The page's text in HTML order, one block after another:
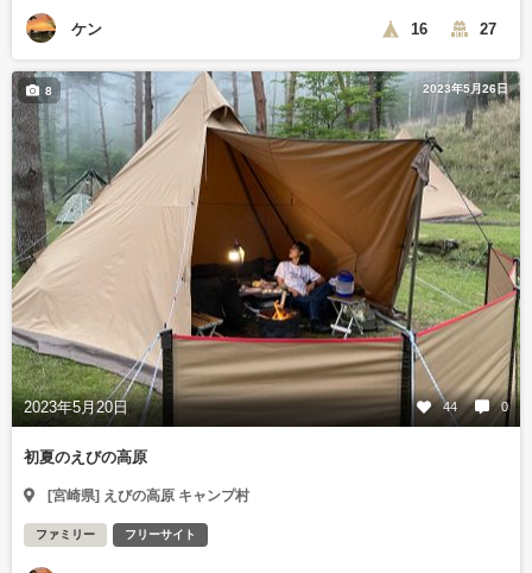
ケン 16 27
2023年5月26日
2023年5月20日 44 0
8
初夏のえびの高原
[宮崎県] えびの高原 キャンプ村
ファミリー フリーサイト